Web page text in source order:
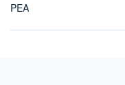
PEA